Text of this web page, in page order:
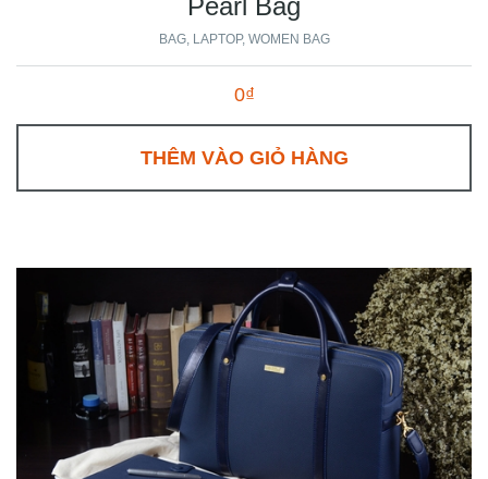
Pearl Bag
BAG LAPTOP WOMEN BAG
0₫
THÊM VÀO GIỎ HÀNG